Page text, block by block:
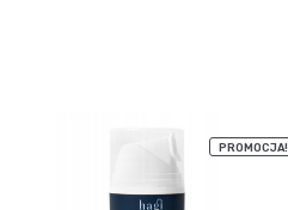
PROMOCJA!